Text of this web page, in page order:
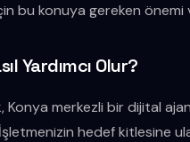
bu konuya gereken önemi
Yardımcı Olur?
Konya merkezli bir dijital
hedef kitlesine